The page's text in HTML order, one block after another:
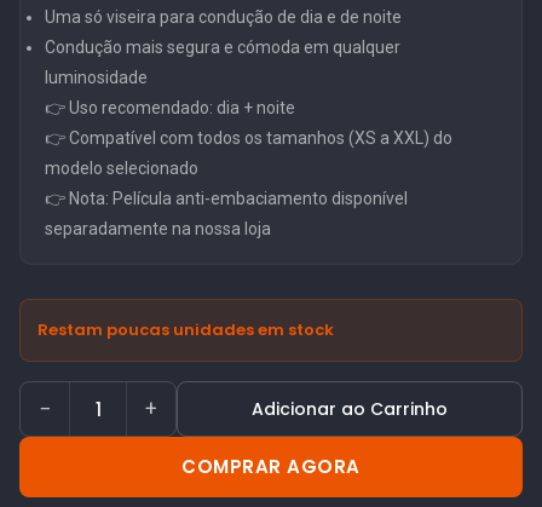
Uma só viseira para condução de dia e de noite
Condução mais segura e cómoda em qualquer
luminosidade
👉 Uso recomendado: dia + noite
👉 Compatível com todos os tamanhos (XS a XXL) do
modelo selecionado
👉 Nota: Película anti-embaciamento disponível
separadamente na nossa loja
Restam poucas unidades em stock
− + Adicionar ao Carrinho
COMPRAR AGORA